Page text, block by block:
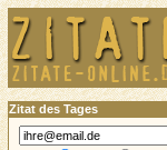
Zitat des Tages